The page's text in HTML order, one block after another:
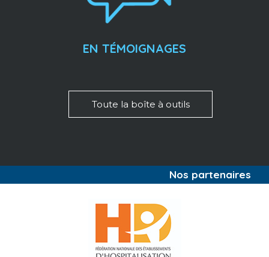
EN TÉMOIGNAGES
Toute la boîte à outils
Nos partenaires